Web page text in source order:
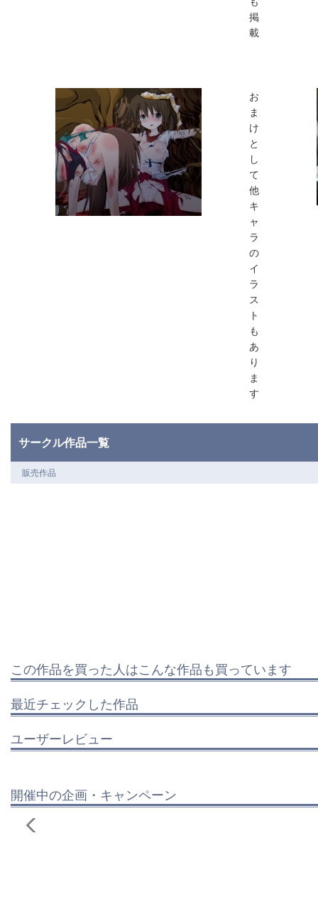
掲
載
お
ま
け
と
し
て
他
キ
ャ
ラ
の
イ
ラ
ス
ト
も
あ
り
ま
す
サークル作品一覧
販売作品
この作品を買った人はこんな作品も買っています
最近チェックした作品
ユーザーレビュー
開催中の企画・キャンペーン